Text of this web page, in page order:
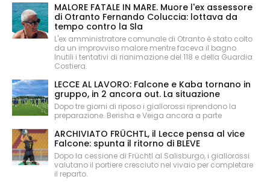
MALORE FATALE IN MARE. Muore l'ex assessore
di Otranto Fernando Coluccia: lottava da
tempo contro la Sla
L'ex amministratore comunale di Otranto è stato colto
da un improvviso malore mentre faceva il bagno.
Inutili i tentativi di rianimazione del 118 e della Guardia
Costiera.
LECCE AL LAVORO: Falcone e Kaba tornano in
gruppo, in 2 ancora out. La situazione
Dopo tre giorni di riposo i giallorossi riprendono la
preparazione. Berisha e Veiga ancora a parte
ARCHIVIATO FRÜCHTL, il Lecce pensa al vice
Falcone: spunta il ritorno di BLEVE
Dopo la cessione di Früchtl al Salisburgo, i giallorossi
valutano il portiere cresciuto nel vivaio per completare
il reparto.